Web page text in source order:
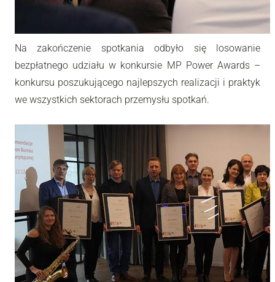
Na zakończenie spotkania odbyło się losowanie
bezpłatnego udziału w konkursie MP Power Awards –
konkursu poszukującego najlepszych realizacji i praktyk
we wszystkich sektorach przemysłu spotkań.